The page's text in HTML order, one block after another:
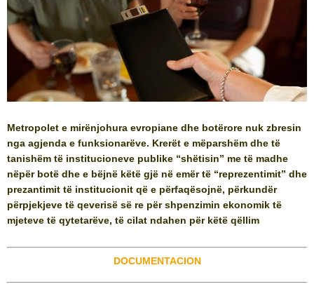
Metropolet e mirënjohura evropiane dhe botërore nuk zbresin
nga agjenda e funksionarëve. Krerët e mëparshëm dhe të
tanishëm të institucioneve publike “shëtisin” me të madhe
nëpër botë dhe e bëjnë këtë gjë në emër të “reprezentimit” dhe
prezantimit të institucionit që e përfaqësojnë, përkundër
përpjekjeve të qeverisë së re për shpenzimin ekonomik të
mjeteve të qytetarëve, të cilat ndahen për këtë qëllim
DOCUMENTACION